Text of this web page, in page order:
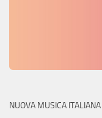
NUOVA MUSICA ITALIANA